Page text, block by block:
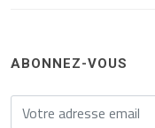
ABONNEZ-VOUS